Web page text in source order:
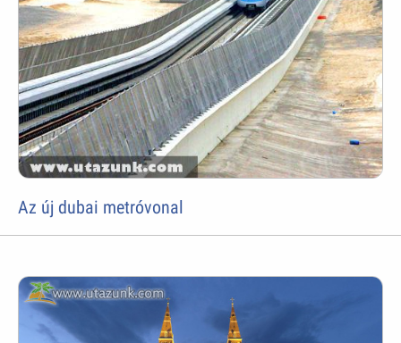
Az új dubai metróvonal